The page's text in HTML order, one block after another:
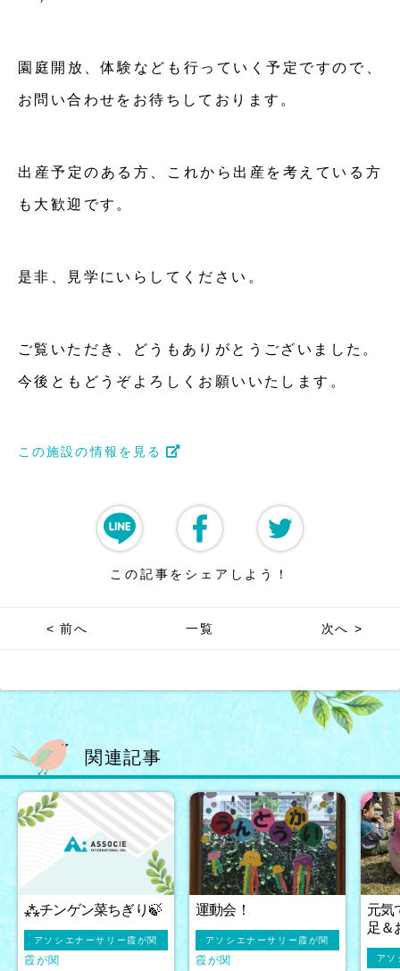
園庭開放、体験なども行っていく予定ですので、
お問い合わせをお待ちしております。
出産予定のある方、これから出産を考えている方
も大歓迎です。
是非、見学にいらしてください。
ご覧いただき、どうもありがとうございました。
今後ともどうぞよろしくお願いいたします。
この施設の情報を見る
この記事をシェアしよう！
< 前へ 一覧 次へ >
関連記事
⁂チンゲン菜ちぎり🍃
アソシエナーサリー霞が関
霞が関
運動会！
アソシエナーサリー霞が関
霞が関
元気
足＆
アソ